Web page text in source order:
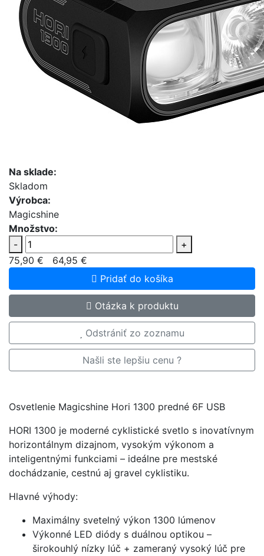
Na sklade:
Skladom
Výrobca:
Magicshine
Množstvo:
-
+
75,90 €
64,95 €
Pridať do košíka
Otázka k produktu
Odstrániť zo zoznamu
Našli ste lepšiu cenu ?
Osvetlenie Magicshine Hori 1300 predné 6F USB
HORI 1300 je moderné cyklistické svetlo s inovatívnym
horizontálnym dizajnom, vysokým výkonom a
inteligentnými funkciami – ideálne pre mestské
dochádzanie, cestnú aj gravel cyklistiku.
Hlavné výhody:
Maximálny svetelný výkon 1300 lúmenov
Výkonné LED diódy s duálnou optikou –
širokouhlý nízky lúč + zameraný vysoký lúč pre